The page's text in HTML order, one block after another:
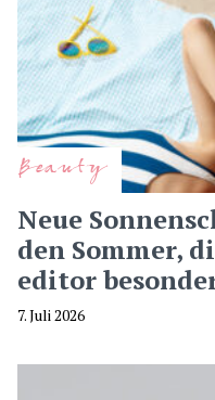
Beauty
Neue
den Sommer,
editor
7. Juli 2026